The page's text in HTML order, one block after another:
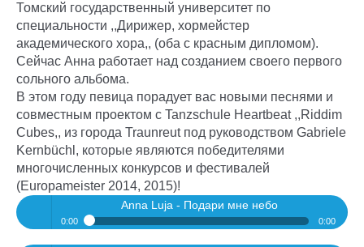
Томский государственный университет по
специальности ,,Дирижер, хормейстер
академического хора,, (оба с красным дипломом).
Сейчас Анна работает над созданием своего первого
сольного альбома.
В этом году певица порадует вас новыми песнями и
совместным проектом с Tanzschule Heartbeat ,,Riddim
Cubes,, из города Traunreut под руководством Gabriele
Kernbüchl, которые являются победителями
многочисленных конкурсов и фестивалей
(Europameister 2014, 2015)!
Anna Luja - Подари мне небо
0:00 0:00